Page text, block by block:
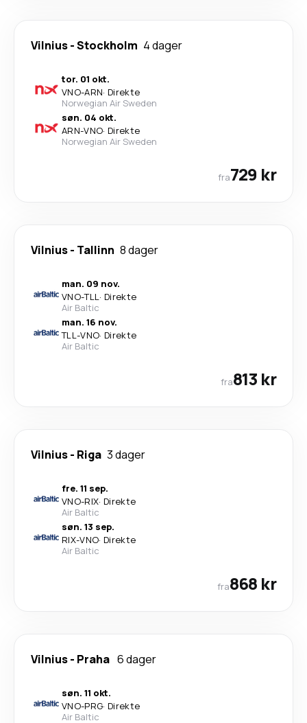
Vilnius-Stockholm 4 dager
tor. 01 okt.
VNO-ARN· Direkte
Norwegian Air Sweden
søn. 04 okt.
ARN-VNO· Direkte
Norwegian Air Sweden
fra729 kr
Vilnius- Tallinn 8 dager
man. 09 nov.
VNO-TLL· Direkte
Air Baltic
man. 16 nov.
TLL-VNO· Direkte
Air Baltic
fra813 kr
Vilnius- Riga 3 dager
fre. 11 sep.
VNO-RIX· Direkte
Air Baltic
søn. 13 sep.
RIX-VNO· Direkte
Air Baltic
fra868 kr
Vilnius- Praha 6 dager
søn. 11 okt.
VNO-PRG· Direkte
Air Baltic